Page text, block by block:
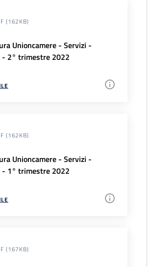
(162KB)
Unioncamere - Servizi -
- 2° trimestre 2022
(162KB)
Unioncamere - Servizi -
- 1° trimestre 2022
(167KB)